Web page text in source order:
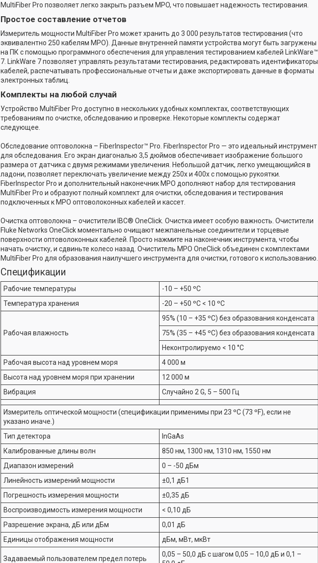
MultiFiber Pro позволяет легко закрыть разъем MPO, что повышает надежность тестирования.
Простое составление отчетов
Измеритель мощности MultiFiber Pro может хранить до 3 000 результатов тестирования (что
эквивалентно 250 кабелям MPO). Данные внутренней памяти устройства могут быть загружены
на ПК с помощью программного обеспечения для управления тестированием кабелей LinkWare™
7. LinkWare 7 позволяет управлять результатами тестирования, редактировать идентификаторы
кабелей, распечатывать профессиональные отчеты и даже экспортировать данные в форматы
электронных таблиц.
Комплекты на любой случай
Устройство MultiFiber Pro доступно в нескольких удобных комплектах, соответствующих
требованиям по очистке, обследованию и проверке. Некоторые комплекты содержат
следующее.
Обследование оптоволокна – FiberInspector™ Pro. FiberInspector Pro — это идеальный инструмент
для обследования. Его экран диагональю 3,5 дюймов обеспечивает изображение большого
размера от датчика с двумя режимами увеличения. Небольшой датчик, легко умещающийся в
ладони, позволяет переключать увеличение между 250x и 400x с помощью рукоятки.
FiberInspector Pro и дополнительный наконечник MPO дополняют набор для тестирования
MultiFiber Pro и образуют полный комплект для очистки, обследования и тестирования
подключенных к MPO оптоволоконных кабелей и кассет.
Очистка оптоволокна – очистители IBC® OneClick. Очистка имеет особую важность. Очистители
Fluke Networks OneClick моментально очищают межпанельные соединители и торцевые
поверхности оптоволоконных кабелей. Просто нажмите на наконечник инструмента, чтобы
начать очистку, и сдвиньте колесо назад. Очиститель MPO OneClick объединен с комплектами
MultiFiber Pro для образования наилучшего инструмента для очистки, готового к использованию.
Спецификации
Рабочие температуры
-10 – +50 ºC
Температура хранения
-20 – +50 ºC < 10 ºC
Рабочая влажность
95% (10 – +35 ºC) без образования конденсата
75% (35 – +45 ºC) без образования конденсата
Неконтролируемо < 10 °C
Рабочая высота над уровнем моря
4 000 м
Высота над уровнем моря при хранении
12 000 м
Вибрация
Случайно 2 G, 5 – 500 Гц
Измеритель оптической мощности (спецификации применимы при 23 ºC (73 ºF), если не
указано иначе.)
Тип детектора
InGaAs
Калиброванные длины волн
850 нм, 1300 нм, 1310 нм, 1550 нм
Диапазон измерений
0 – -50 дБм
Линейность измерений мощности
±0,1 дБ1
Погрешность измерения мощности
±0,35 дБ
Воспроизводимость измерения мощности
< 0,10 дБ
Разрешение экрана, дБ или дБм
0,01 дБ
Единицы отображения мощности
дБм, мВт, мкВт
Задаваемый пользователем предел потерь
0,05 – 50,0 дБ с шагом 0,05 – 10,0 дБ и 0,1 –